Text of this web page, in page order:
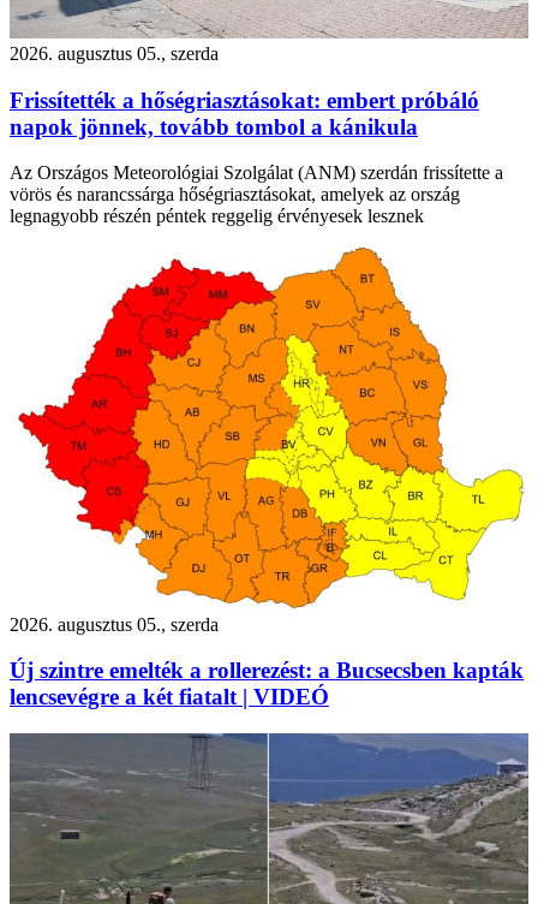
2026. augusztus 05., szerda
Frissítették a hőségriasztásokat: embert próbáló
napok jönnek, tovább tombol a kánikula
Az Országos Meteorológiai Szolgálat (ANM) szerdán frissítette a
vörös és narancssárga hőségriasztásokat, amelyek az ország
legnagyobb részén péntek reggelig érvényesek lesznek
2026. augusztus 05., szerda
Új szintre emelték a rollerezést: a Bucsecsben kapták
lencsevégre a két fiatalt | VIDEÓ